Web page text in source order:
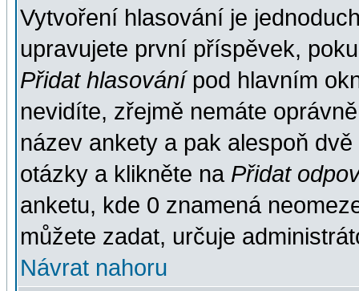
Vytvoření hlasování je
upravujete první příspěvek,
Přidat hlasovánípod hlavním
nevidíte, zřejmě nemáte
název ankety a pak alespoň
otázky a klikněte na Přidat
anketu, kde 0 znamená
můžete zadat, určuje
Návrat nahoru